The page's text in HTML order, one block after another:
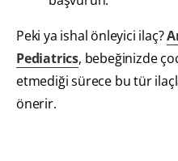
Peki ya ishal önleyici ilaç?
Pediatrics, bebeğinizde
etmediği sürece bu tür
önerir.